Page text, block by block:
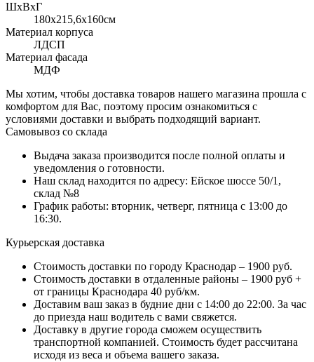
ШхВхГ
180x215,6х160см
Материал корпуса
ЛДСП
Материал фасада
МДФ
Мы хотим, чтобы доставка товаров нашего магазина прошла с
комфортом для Вас, поэтому просим ознакомиться с
условиями доставки и выбрать подходящий вариант.
Самовывоз со склада
Выдача заказа производится после полной оплаты и
уведомления о готовности.
Наш склад находится по адресу: Ейское шоссе 50/1,
склад №8
График работы: вторник, четверг, пятница с 13:00 до
16:30.
Курьерская доставка
Стоимость доставки по городу Краснодар – 1900 руб.
Стоимость доставки в отдаленные районы – 1900 руб +
от границы Краснодара 40 руб/км.
Доставим ваш заказ в будние дни с 14:00 до 22:00. За час
до приезда наш водитель с вами свяжется.
Доставку в другие города сможем осуществить
транспортной компанией. Стоимость будет рассчитана
исходя из веса и объема вашего заказа.